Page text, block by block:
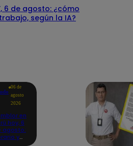
6 de agosto: ¿cómo
según la IA?
06 de
agosto
2026
en
hoy, 6
agosto:
y